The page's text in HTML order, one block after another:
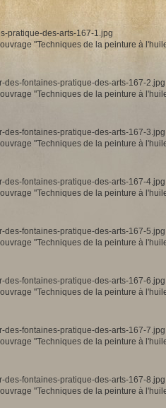
"Techniques de la peinture à
"Techniques de la peinture à
"Techniques de la peinture à
"Techniques de la peinture à
"Techniques de la peinture à
"Techniques de la peinture à
"Techniques de la peinture à
"Techniques de la peinture à